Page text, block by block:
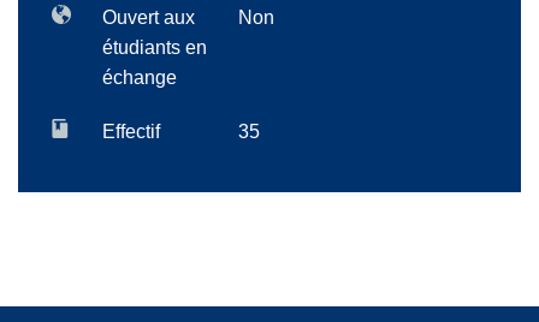
Ouvert aux
étudiants en
échange
Non
Effectif 35